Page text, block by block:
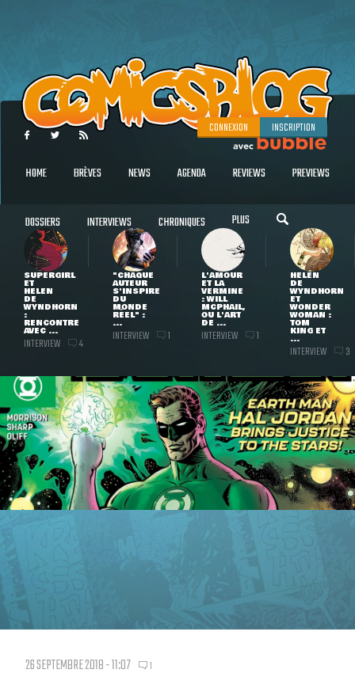
CONNEXION INSCRIPTION
HOME BRÈVES NEWS AGENDA REVIEWS PREVIEWS
DOSSIERS INTERVIEWS CHRONIQUES PLUS
SUPERGIRL
ET
HELEN
DE
WYNDHORN
:
RENCONTRE
AVEC ...
INTERVIEW 4
"CHAQUE
AUTEUR
S'INSPIRE
DU
MONDE
RÉEL" :
...
INTERVIEW 1
L'AMOUR
ET LA
VERMINE
: WILL
MCPHAIL,
OU L'ART
DE ...
INTERVIEW 1
HELEN
DE
WYNDHORN
ET
WONDER
WOMAN :
TOM
KING ET
...
INTERVIEW 3
26 SEPTEMBRE 2018 - 11:07 1